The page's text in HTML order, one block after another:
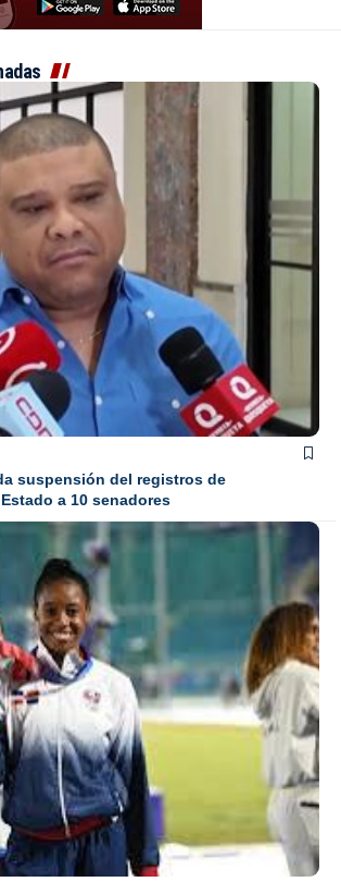
suspensión del registros de
a 10 senadores